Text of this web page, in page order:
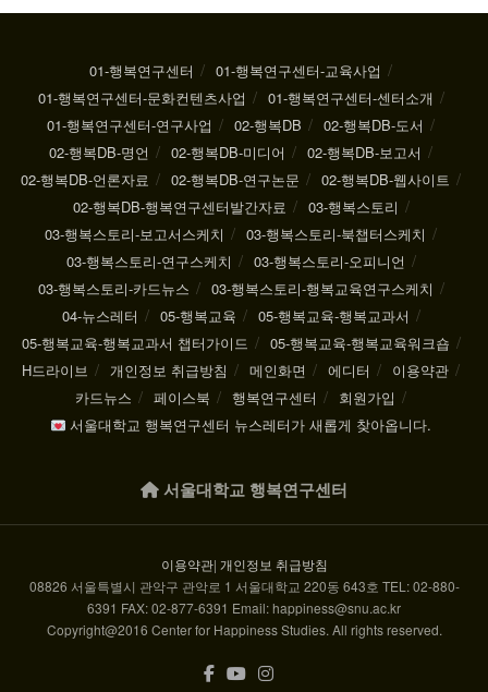
01-행복연구센터
01-행복연구센터-교육사업
01-행복연구센터-문화컨텐츠사업
01-행복연구센터-센터소개
01-행복연구센터-연구사업
02-행복DB
02-행복DB-도서
02-행복DB-명언
02-행복DB-미디어
02-행복DB-보고서
02-행복DB-언론자료
02-행복DB-연구논문
02-행복DB-웹사이트
02-행복DB-행복연구센터발간자료
03-행복스토리
03-행복스토리-보고서스케치
03-행복스토리-북챕터스케치
03-행복스토리-연구스케치
03-행복스토리-오피니언
03-행복스토리-카드뉴스
03-행복스토리-행복교육연구스케치
04-뉴스레터
05-행복교육
05-행복교육-행복교과서
05-행복교육-행복교과서 챕터가이드
05-행복교육-행복교육워크숍
H드라이브
개인정보 취급방침 메인화면 에디터
이용약관
카드뉴스
페이스북 행복연구센터
회원가입
서울대학교 행복연구센터 뉴스레터가 새롭게 찾아옵니다.
서울대학교 행복연구센터
이용약관| 개인정보 취급방침
08826 서울특별시 관악구 관악로 1 서울대학교 220동 643호 TEL: 02-880-
6391 FAX: 02-877-6391 Email: happiness@snu.ac.kr
Copyright@2016 Center for Happiness Studies. All rights reserved.